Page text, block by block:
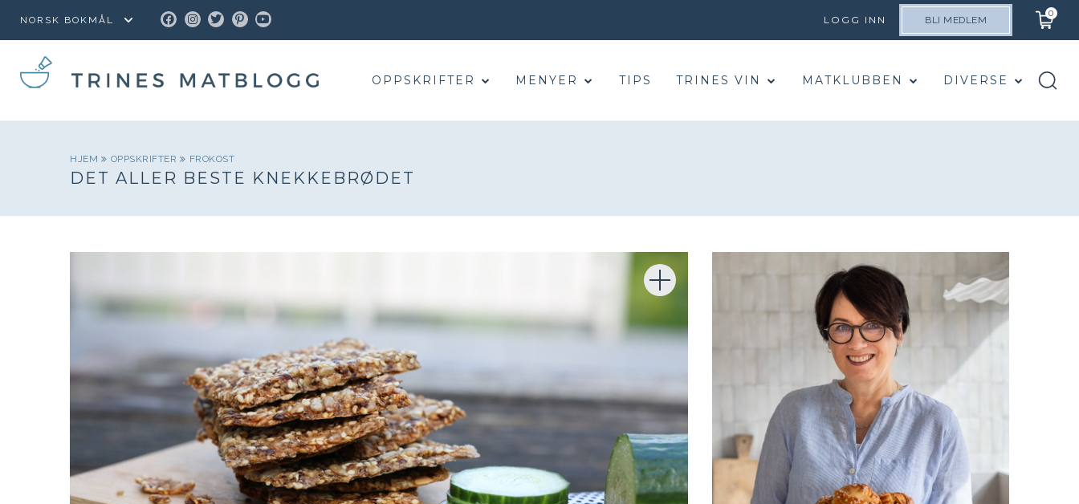
FACEBOOK
INSTAGRAM
TWITTER
PINTEREST
YOUTUBE LOGG INN BLI MEDLEM
0
OPPSKRIFTER MENYER TIPS TRINES VIN MATKLUBBEN DIVERSE
HJEM OPPSKRIFTER FROKOST
DET ALLER BESTE KNEKKEBRØDET